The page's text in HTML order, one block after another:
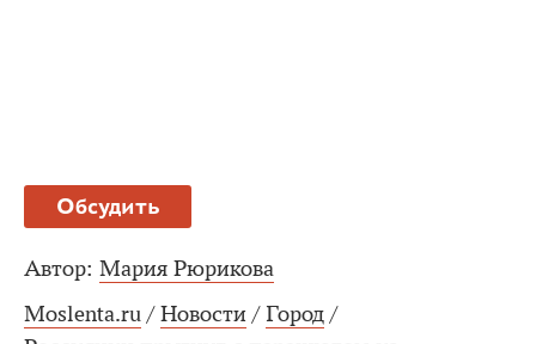
Обсудить
Автор: Мария Рюрикова
Moslenta.ru / Новости / Город /